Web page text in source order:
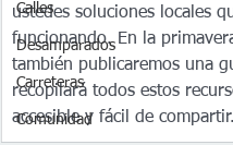
Calles
Desamparados
Carreteras
Comunidad
ustedes soluciones locales
funcionando. En la
también publicaremos una
recopilará todos estos
accesible y fácil de compartir.